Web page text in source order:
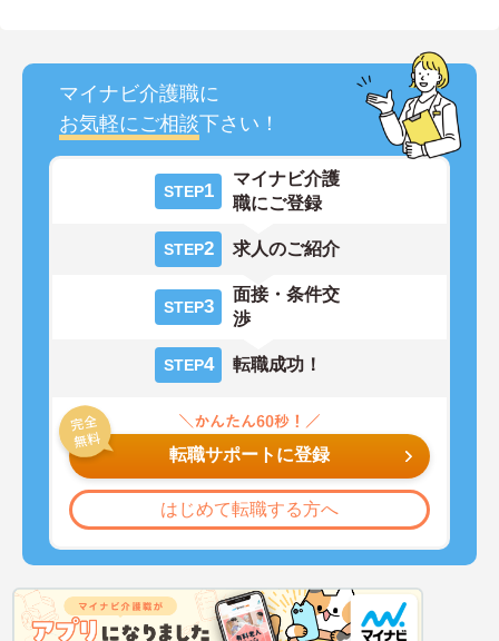
マイナビ介護職に
お気軽にご相談下さい！
STEP1
マイナビ介護
職にご登録
STEP2 求人のご紹介
STEP3
面接・条件交
渉
STEP4 転職成功！
転職サポートに登録
はじめて転職する方へ